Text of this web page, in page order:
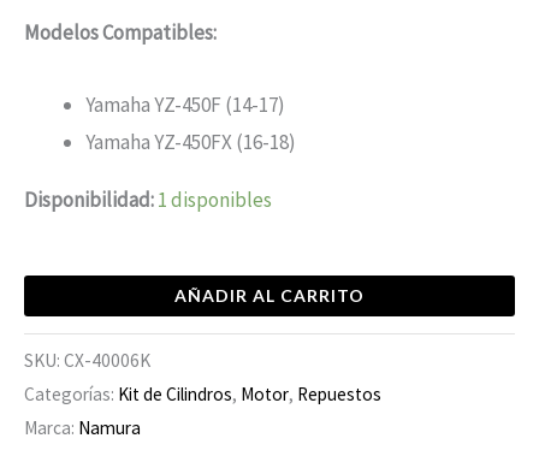
Modelos Compatibles:
Yamaha YZ-450F (14-17)
Yamaha YZ-450FX (16-18)
Disponibilidad:1 disponibles
AÑADIR AL CARRITO
SKU: CX-40006K
Categorías: Kit de Cilindros, Motor, Repuestos
Marca: Namura